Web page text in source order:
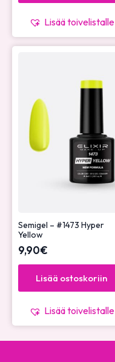
Lisää toivelistalle
Semigel – #1473 Hyper
Yellow
9,90€
Lisää ostoskoriin
Lisää toivelistalle